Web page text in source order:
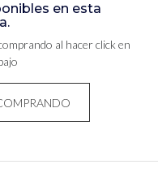
en esta
al hacer click en